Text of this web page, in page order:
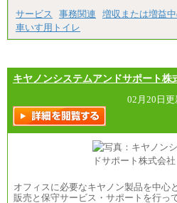
サービス
事務関連 増収または増益
車いす用トイレ
キヤノンシステムアンドサポート株
02月20日
オフィスに必要なキヤノン製品を中心
販売と保守サービス・サポートを行っ